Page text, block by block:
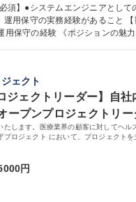
運用保守に携わっていただきます。
（住民記録、税、社会保障）の標
ントクラウド（AWS）上に導入
、プロジェクトマネージャーや
周りに相談しながら作業を進めます
ションエンジニア/ITサービスエ
須】●システムエンジニアとして
ョンの魅力》 ■自治体の業
資格取得の為の学習環境も備わ
で最新技術（生成AIなど）を経験
格 学歴：大学院 大学 高専
力： 資格：
ェクト
ジェクトリーダー】自社
ープンプロジェクトリー
たします。医療業界の顧客に対してヘル
プロジェクト において、プロジェクトを
般
円